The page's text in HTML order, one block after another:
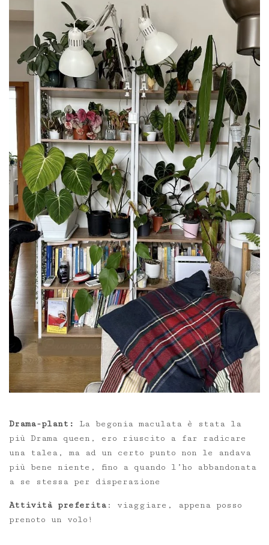
Drama-plant:
La begonia maculata è stata la
più Drama queen, ero riuscito a far radicare
una talea, ma ad un certo punto non le andava
più bene niente, fino a quando l’ho abbandonata
a se stessa per disperazione
Attività preferita : viaggiare, appena posso
prenoto un volo!